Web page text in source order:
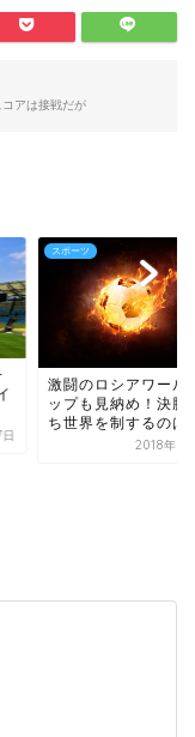
コアは接戦だが
スポーツ
激闘のロシアワール
ップも見納め！決勝
ち世界を制するのは
2018年7